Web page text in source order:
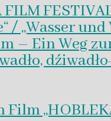
/ „Wasser und
– Ein Weg